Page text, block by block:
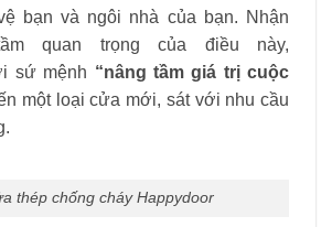
bạn và ngôi nhà của bạn. Nhận
quan trọng của điều này,
sứ mệnh “nâng tầm giá trị cuộc
một loại cửa mới, sát với nhu cầu
thép chống cháy Happydoor